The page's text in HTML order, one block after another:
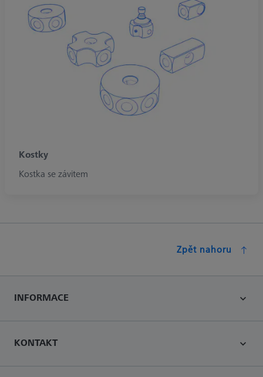
Kostky
Kostka se závitem
Zpět nahoru
INFORMACE
KONTAKT